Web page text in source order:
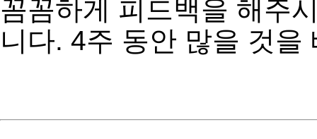
꼼꼼하게 피드백을 해주
니다. 4주 동안 많을 것